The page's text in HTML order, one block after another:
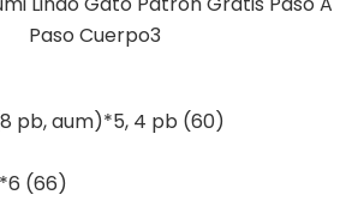
pb, aum)*5, 4 pb (60)
(66)